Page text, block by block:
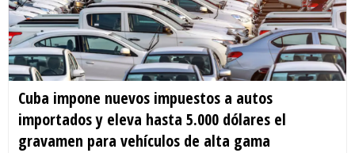
Cuba impone nuevos impuestos a autos
importados y eleva hasta 5.000 dólares el
gravamen para vehículos de alta gama